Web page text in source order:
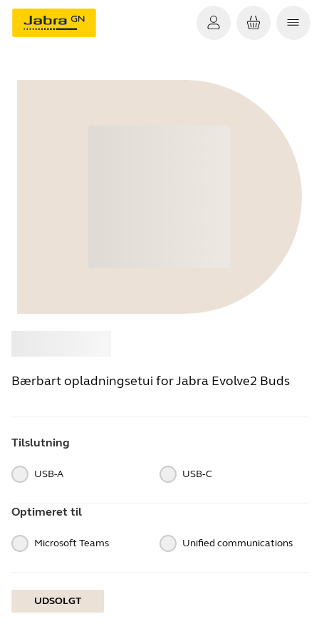
Bærbart opladningsetui for Jabra Evolve2 Buds
Tilslutning
USB-A USB‑C
Optimeret til
Microsoft Teams Unified communications
UDSOLGT